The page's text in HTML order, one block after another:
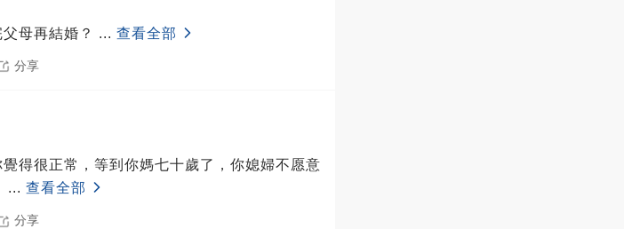
母再結婚？ ... 查看全部
分享
得很正常，等到你媽七十歲了，你媳婦不愿意
... 查看全部
分享